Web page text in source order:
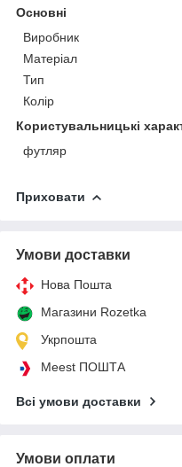
Основні
Виробник
Матеріал
Тип
Колір
Користувальницькі
футляр
Приховати
Умови доставки
Нова Пошта
Магазини Rozetka
Укрпошта
Meest ПОШТА
Всі умови доставки
Умови оплати